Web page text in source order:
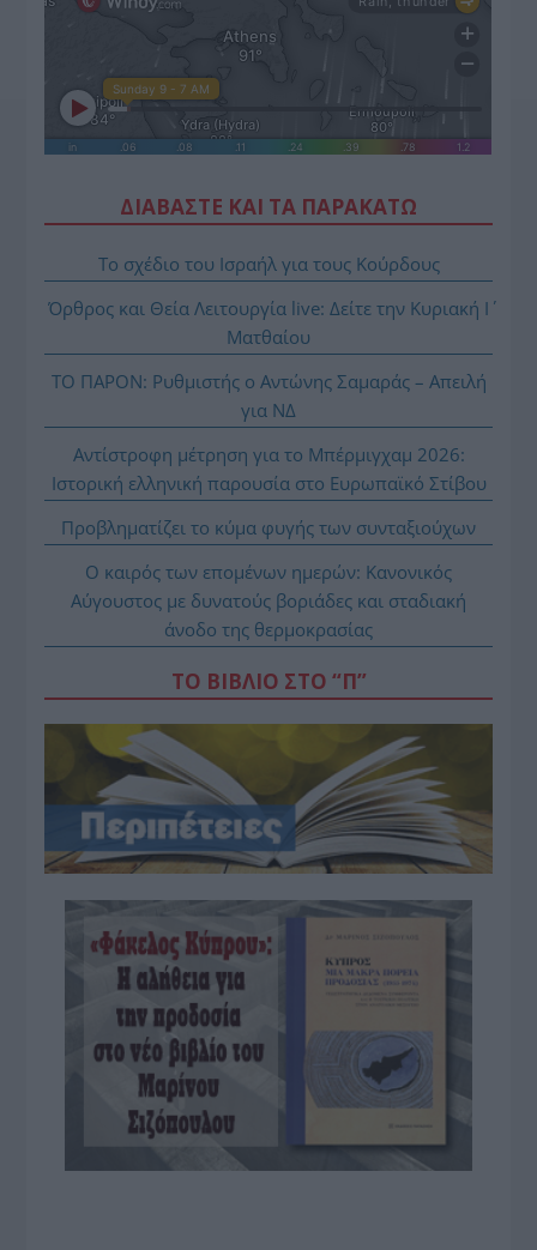
ΔΙΑΒΑΣΤΕ ΚΑΙ ΤΑ ΠΑΡΑΚΑΤΩ
Το σχέδιο του Ισραήλ για τους Κούρδους
Όρθρος και Θεία Λειτουργία live: Δείτε την Κυριακή Ι΄
Ματθαίου
ΤΟ ΠΑΡΟΝ: Ρυθμιστής ο Αντώνης Σαμαράς – Απειλή
για ΝΔ
Αντίστροφη μέτρηση για το Μπέρμιγχαμ 2026:
Ιστορική ελληνική παρουσία στο Ευρωπαϊκό Στίβου
Προβληματίζει το κύμα φυγής των συνταξιούχων
Ο καιρός των επομένων ημερών: Κανονικός
Αύγουστος με δυνατούς βοριάδες και σταδιακή
άνοδο της θερμοκρασίας
ΤΟ ΒΙΒΛΙΟ ΣΤΟ “Π”